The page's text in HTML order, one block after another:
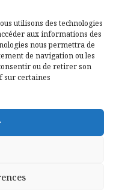
utilisons des technologies
aux informations des
nous permettra de
de navigation ou les
ou de retirer son
sur certaines